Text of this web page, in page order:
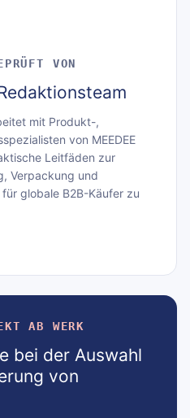
VON
mit Produkt-,
von MEEDEE
Leitfäden zur
Verpackung und
globale B2B-Käufer zu
AB WERK
bei der Auswahl
von